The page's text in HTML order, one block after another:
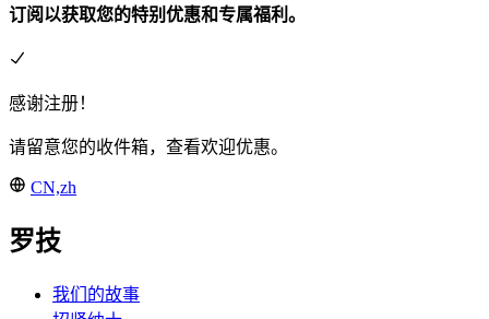
订阅以获取您的特别优惠和专属福利。
感谢注册！
请留意您的收件箱，查看欢迎优惠。
CN,zh
罗技
我们的故事